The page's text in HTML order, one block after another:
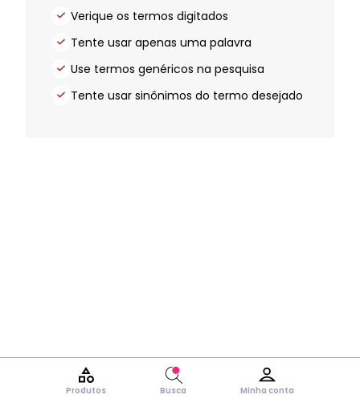
Produtos Busca Minha conta
Verique os termos digitados
Tente usar apenas uma palavra
Use termos genéricos na pesquisa
Tente usar sinônimos do termo desejado